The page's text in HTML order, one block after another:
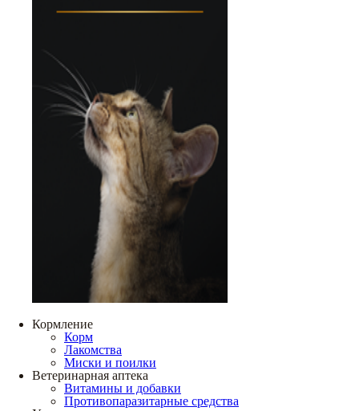
Кормление
Корм
Лакомства
Миски и поилки
Ветеринарная аптека
Витамины и добавки
Противопаразитарные средства